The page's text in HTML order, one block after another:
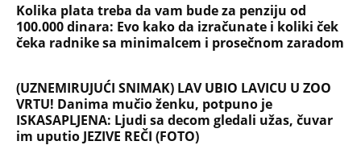
Kolika plata treba da vam bude za penziju od
100.000 dinara: Evo kako da izračunate i koliki ček
čeka radnike sa minimalcem i prosečnom zaradom
(UZNEMIRUJUĆI SNIMAK) LAV UBIO LAVICU U ZOO
VRTU! Danima mučio ženku, potpuno je
ISKASAPLJENA: Ljudi sa decom gledali užas, čuvar
im uputio JEZIVE REČI (FOTO)